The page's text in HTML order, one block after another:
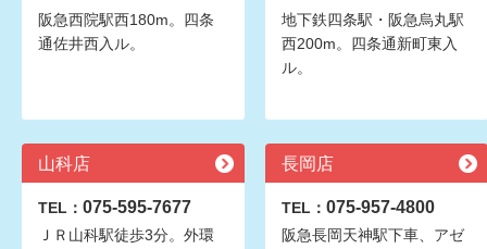
阪急西院駅西180m。四条
通佐井西入ル。
地下鉄四条駅・阪急烏丸駅
西200m。四条通新町東入
ル。
山科店
TEL： 075-595-7677
ＪＲ山科駅徒歩3分。外環
長岡店
TEL： 075-957-4800
阪急長岡天神駅下車、アゼ